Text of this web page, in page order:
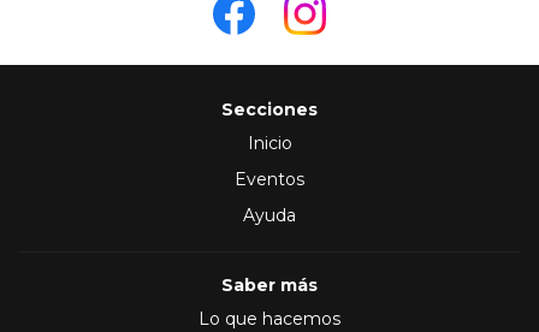
Secciones
Inicio
Eventos
Ayuda
Saber más
Lo que hacemos